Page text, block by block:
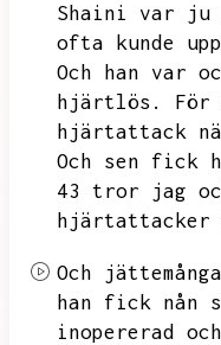
Shaini var ju
ofta kunde
Och han var
hjärtlös.
hjärtattack
Och sen fick
43 tror jag
Och
han fick nån
inopererad